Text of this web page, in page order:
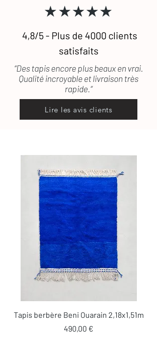
★★★★★
4,8/5 - Plus de 4000 clients
satisfaits
“Des tapis encore plus beaux en vrai.
Qualité incroyable et livraison très
rapide.”
Lire les avis clients
Tapis berbère Beni Ouarain 2,18x1,51m
Prix
490,00 €